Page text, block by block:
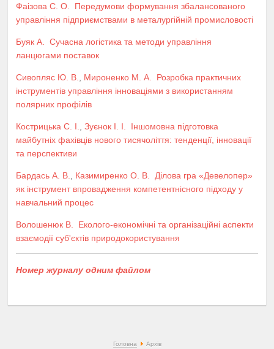
Фаізова С. О.
Передумови формування збалансованого
управління підприємствами в металургійній промисловості
Буяк А.
Сучасна логістика та методи управління
ланцюгами поставок
Сивопляс Ю. В. Мироненко М. А.
Розробка практичних
інструментів управління інноваціями з використанням
полярних профілів
Кострицька С. І. Зуєнок І. І.
Іншомовна підготовка
майбутніх фахівців нового тисячоліття: тенденції, інновації
та перспективи
Бардась А. В. Казимиренко О. В.
Ділова гра «Девелопер»
як інструмент впровадження компетентнісного підходу у
навчальний процес
Волошенюк В.
Еколого-економічні та організаційні аспекти
взаємодії суб'єктів природокористування
Номер журналу одним файлом
Головна Архів